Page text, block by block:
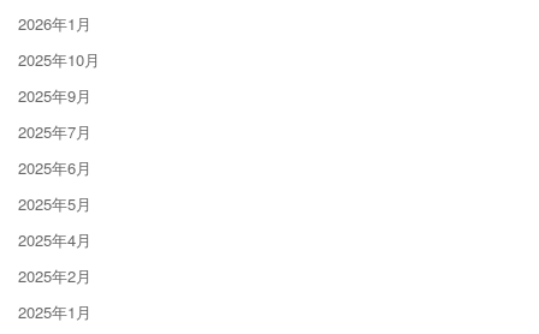
2026年1月
2025年10月
2025年9月
2025年7月
2025年6月
2025年5月
2025年4月
2025年2月
2025年1月